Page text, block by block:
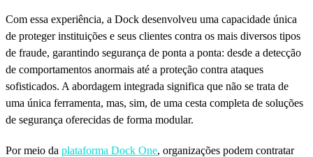
Com essa experiência, a Dock desenvolveu uma capacidade única
de proteger instituições e seus clientes contra os mais diversos tipos
de fraude, garantindo segurança de ponta a ponta: desde a detecção
de comportamentos anormais até a proteção contra ataques
sofisticados. A abordagem integrada significa que não se trata de
uma única ferramenta, mas, sim, de uma cesta completa de soluções
de segurança oferecidas de forma modular.
Por meio da plataforma Dock One, organizações podem contratar